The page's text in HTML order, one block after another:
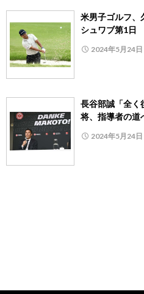
米男子ゴルフ、
シュワブ第1日
2024年5月24日
長谷部誠「全く
将、指導者の道
2024年5月24日